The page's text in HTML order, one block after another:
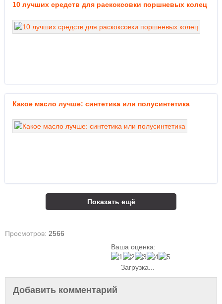
10 лучших средств для раскоксовки поршневых колец
Какое масло лучше: синтетика или полусинтетика
Показать ещё
Просмотров: 2566
Ваша оценка:
Загрузка...
Добавить комментарий